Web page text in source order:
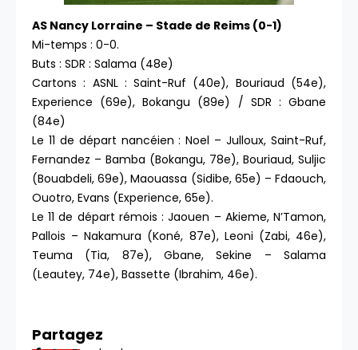
AS Nancy Lorraine – Stade de Reims (0-1)
Mi-temps : 0-0.
Buts : SDR : Salama (48e)
Cartons : ASNL : Saint-Ruf (40e), Bouriaud (54e),
Experience (69e), Bokangu (89e) / SDR : Gbane
(84e)
Le 11 de départ nancéien : Noel – Julloux, Saint-Ruf,
Fernandez – Bamba (Bokangu, 78e), Bouriaud, Suljic
(Bouabdeli, 69e), Maouassa (Sidibe, 65e) – Fdaouch,
Ouotro, Evans (Experience, 65e).
Le 11 de départ rémois : Jaouen – Akieme, N’Tamon,
Pallois – Nakamura (Koné, 87e), Leoni (Zabi, 46e),
Teuma (Tia, 87e), Gbane, Sekine – Salama
(Leautey, 74e), Bassette (Ibrahim, 46e).
Partagez